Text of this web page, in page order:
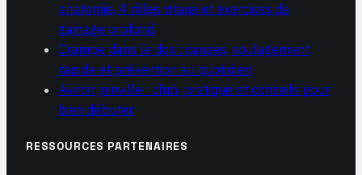
anatomie, 4 rôles vitaux et exercices de
gainage profond
Crampe dans le dos : causes, soulagement
rapide et prévention au quotidien
Aviron joinville : club, pratique et conseils pour
bien débuter
RESSOURCES PARTENAIRES